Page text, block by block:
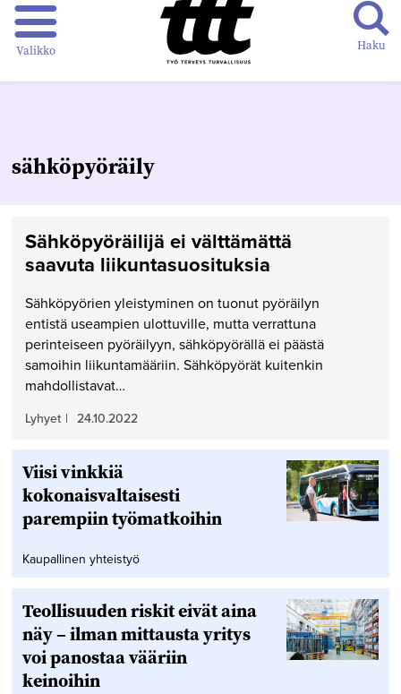
Valikko Haku
sähköpyöräily
Sähköpyöräilijä ei välttämättä
saavuta liikuntasuosituksia
Sähköpyörien yleistyminen on tuonut pyöräilyn
entistä useampien ulottuville, mutta verrattuna
perinteiseen pyöräilyyn, sähköpyörällä ei päästä
samoihin liikuntamääriin. Sähköpyörät kuitenkin
mahdollistavat…
Lyhyet | 24.10.2022
Viisi vinkkiä
kokonaisvaltaisesti
parempiin työmatkoihin
Kaupallinen yhteistyö
Teollisuuden riskit eivät aina
näy – ilman mittausta yritys
voi panostaa vääriin
keinoihin